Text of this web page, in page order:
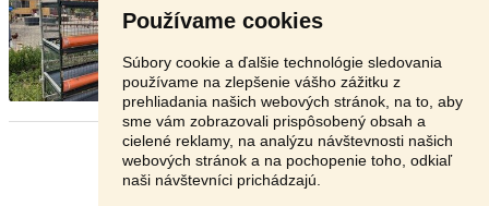
Používame cookies
Súbory cookie a ďalšie technológie sledovania
používame na zlepšenie vášho zážitku z
prehliadania našich webových stránok, na to, aby
sme vám zobrazovali prispôsobený obsah a
cielené reklamy, na analýzu návštevnosti našich
webových stránok a na pochopenie toho, odkiaľ
naši návštevníci prichádzajú.
Predám 4 poschodovú odchovňu pre kuriatká.
Rozmery 150x70x210cm p ...
Dunajská Streda - 930 41
Stránka:Predošlá 4 5 6 7 Ďalšia